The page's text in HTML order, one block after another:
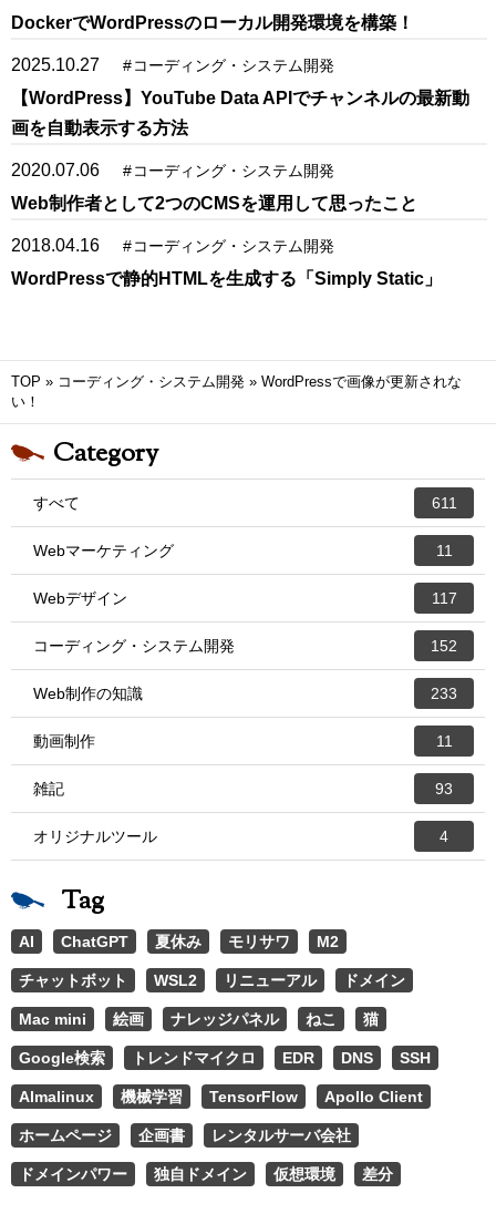
DockerでWordPressのローカル開発環境を構築！
2025.10.27 #コーディング・システム開発
【WordPress】YouTube Data APIでチャンネルの最新動
画を自動表示する方法
2020.07.06 #コーディング・システム開発
Web制作者として2つのCMSを運用して思ったこと
2018.04.16 #コーディング・システム開発
WordPressで静的HTMLを生成する「Simply Static」
TOP » コーディング・システム開発 » WordPressで画像が更新されな
い！
Category
すべて 611
Webマーケティング 11
Webデザイン 117
コーディング・システム開発 152
Web制作の知識 233
動画制作 11
雑記 93
オリジナルツール 4
Tag
AI ChatGPT 夏休み モリサワ M2
チャットボット WSL2 リニューアル ドメイン
Mac mini 絵画 ナレッジパネル ねこ 猫
Google検索 トレンドマイクロ EDR DNS SSH
Almalinux 機械学習 TensorFlow Apollo Client
ホームページ 企画書 レンタルサーバ会社
ドメインパワー 独自ドメイン 仮想環境 差分